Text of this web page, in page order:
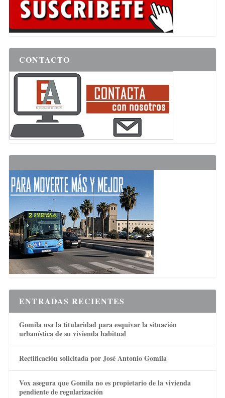
CONTACTO
ENTRADAS RECIENTES
Gomila usa la titularidad para esquivar la situación
urbanística de su vivienda habitual
Rectificación solicitada por José Antonio Gomila
Vox asegura que Gomila no es propietario de la vivienda
pendiente de regularización